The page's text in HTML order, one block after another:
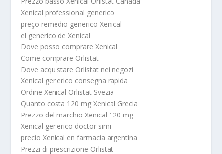
Xenical professional generico
preço remedio generico Xenical
el generico de Xenical
Dove posso comprare Xenical
Come comprare Orlistat
Dove acquistare Orlistat nei negozi
Xenical generico consegna rapida
Ordine Xenical Orlistat Svezia
Quanto costa 120 mg Xenical Grecia
Prezzo del marchio Xenical 120 mg
Xenical generico doctor simi
precio Xenical en farmacia argentina
Prezzi di prescrizione Orlistat